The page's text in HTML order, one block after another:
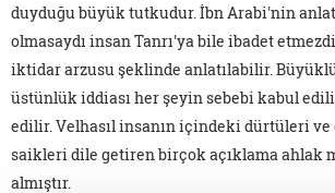
duyduğu büyük tutkudur. İbn Arabi'nin
olmasaydı insan Tanrı'ya bile ibadet
iktidar arzusu şeklinde anlatılabilir.
üstünlük iddiası her şeyin sebebi kabul
edilir. Velhasıl insanın içindeki dürtüleri
saikleri dile getiren birçok açıklama ahlak
almıştır.